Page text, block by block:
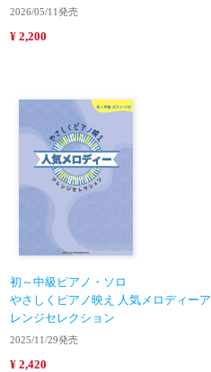
2026/05/11発売
¥ 2,200
初～中級ピアノ・ソロ
やさしくピアノ映え 人気メロディーア
レンジセレクション
2025/11/29発売
¥ 2,420